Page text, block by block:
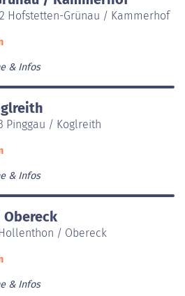
Hofstetten-Grünau / Kammerhof
& Infos
Pinggau / Koglreith
& Infos
/ Obereck
& Infos